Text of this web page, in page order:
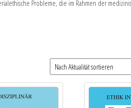
Probleme, die im Rahmen der